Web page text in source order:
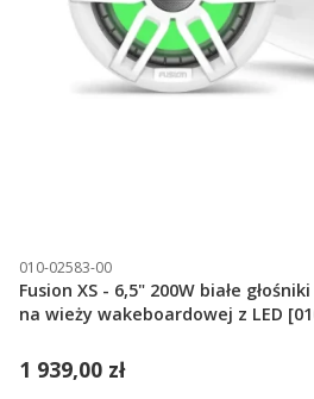
010-02583-00
Fusion XS - 6,5" 200W białe głośniki sportowe do montażu
na wieży wakeboardowej z LED
1 939,00 zł